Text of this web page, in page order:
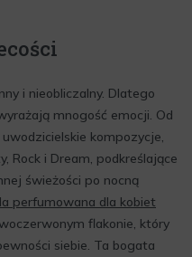
i nieobliczalny. Dlatego
mnogość emocji. Od
kompozycje,
Rock i Dream, podkreślające
świeżości po nocną
perfumowana dla kobiet
flakonie, który
siebie. Ta bogata